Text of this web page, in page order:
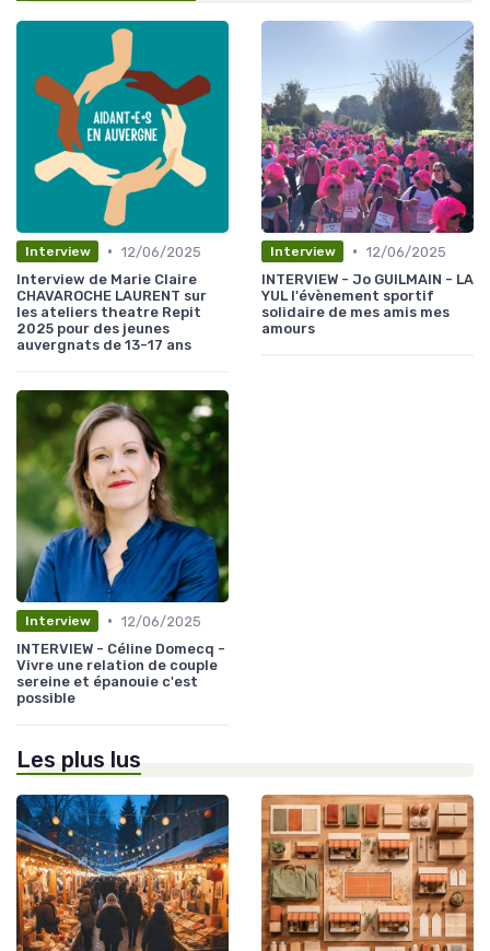
Interview • 12/06/2025
Interview de Marie Claire
CHAVAROCHE LAURENT sur
les ateliers theatre Repit
2025 pour des jeunes
auvergnats de 13-17 ans
Interview • 12/06/2025
INTERVIEW - Jo GUILMAIN - LA
YUL l'évènement sportif
solidaire de mes amis mes
amours
Interview • 12/06/2025
INTERVIEW - Céline Domecq -
Vivre une relation de couple
sereine et épanouie c'est
possible
Les plus lus